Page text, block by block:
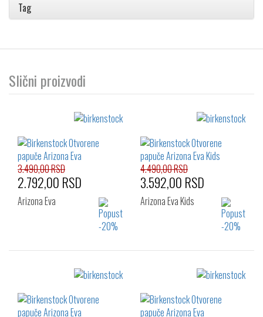
Tag
Slični proizvodi
Izaberi željeni broj:
27
29
30
3.490,00 RSD
2.792,00 RSD
Arizona Eva
Izaberi željeni broj:
27
29
30
4.490,00 RSD
3.592,00 RSD
Arizona Eva Kids